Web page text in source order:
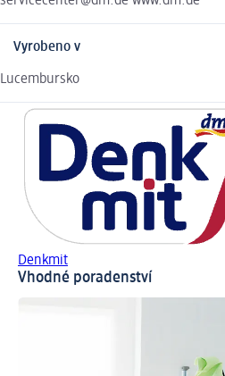
Vyrobeno v
Lucembursko
Denkmit
Vhodné poradenství